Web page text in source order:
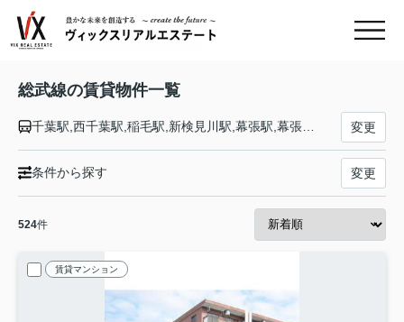
総武線の賃貸物件一覧
千葉駅,西千葉駅,稲毛駅,新検見川駅,幕張駅,幕張本郷駅,津田沼駅,東船橋駅,船橋駅,西船橋駅,下総中山駅,本八幡駅,市川駅,小岩駅,新小岩駅,平井駅,亀戸駅,錦糸町駅,両国駅,浅草橋駅,秋葉原駅,御茶ノ水駅,水道橋駅,飯田橋駅,市ケ谷駅,四ツ谷駅,信濃町駅,千駄ケ谷駅,代々木駅,新宿駅,大久保駅,東中野駅,中野駅,高円寺駅,阿佐ケ谷駅,荻窪駅,西荻窪駅,吉祥寺駅,三鷹駅 変更
条件から探す 変更
524件
賃貸マンション